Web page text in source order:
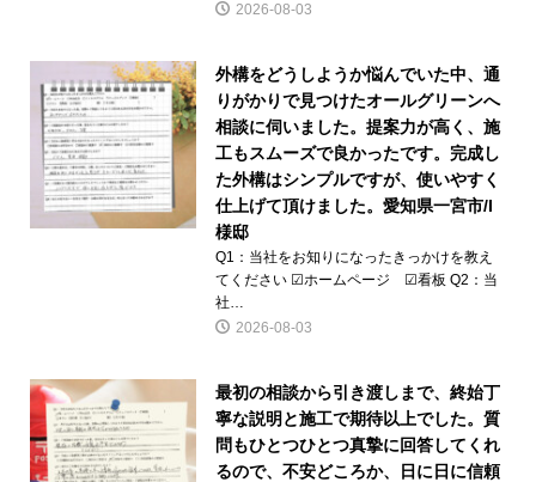
2026-08-03
外構をどうしようか悩んでいた中、通
りがかりで見つけたオールグリーンへ
相談に伺いました。提案力が高く、施
工もスムーズで良かったです。完成し
た外構はシンプルですが、使いやすく
仕上げて頂けました。愛知県一宮市/I
様邸
Q1：当社をお知りになったきっかけを教え
てください ☑ホームページ ☑看板 Q2：当
社…
2026-08-03
最初の相談から引き渡しまで、終始丁
寧な説明と施工で期待以上でした。質
問もひとつひとつ真摯に回答してくれ
るので、不安どころか、日に日に信頼